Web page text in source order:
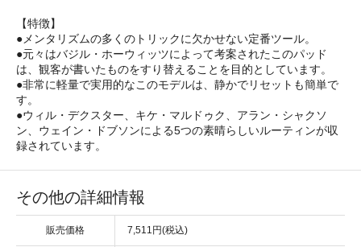
【特徴】
●メンタリズムの多くのトリックに欠かせない定番ツール。
●元々はバジル・ホーウィッツによって考案されたこのパッド
は、観客が書いたものをすり替えることを目的としています。
●非常に軽量で実用的なこのモデルは、静かでリセットも簡単で
す。
●ウィル・デクスター、キケ・マルドゥク、アラン・シャクソ
ン、ウェイン・ドブソンによる5つの素晴らしいルーティンが収
録されています。
その他の詳細情報
販売価格 7,511円(税込)